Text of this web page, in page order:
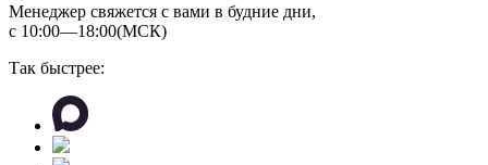
Менеджер свяжется с вами в будние дни,
с 10:00―18:00(МСК)
Так быстрее: